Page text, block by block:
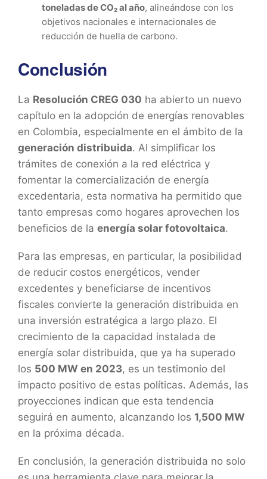
toneladas de CO₂ al año, alineándose con los
objetivos nacionales e internacionales de
reducción de huella de carbono.
Conclusión
La Resolución CREG 030 ha abierto un nuevo
capítulo en la adopción de energías renovables
en Colombia, especialmente en el ámbito de la
generación distribuida. Al simplificar los
trámites de conexión a la red eléctrica y
fomentar la comercialización de energía
excedentaria, esta normativa ha permitido que
tanto empresas como hogares aprovechen los
beneficios de la energía solar fotovoltaica.
Para las empresas, en particular, la posibilidad
de reducir costos energéticos, vender
excedentes y beneficiarse de incentivos
fiscales convierte la generación distribuida en
una inversión estratégica a largo plazo. El
crecimiento de la capacidad instalada de
energía solar distribuida, que ya ha superado
los 500 MW en 2023, es un testimonio del
impacto positivo de estas políticas. Además, las
proyecciones indican que esta tendencia
seguirá en aumento, alcanzando los 1,500 MW
en la próxima década.
En conclusión, la generación distribuida no solo